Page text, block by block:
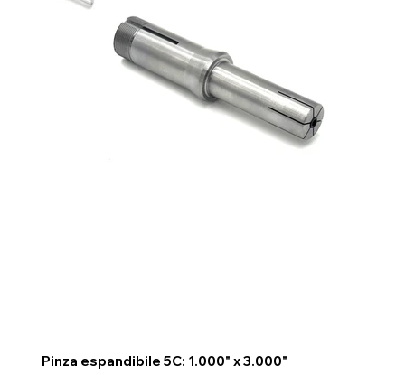
Pinza espandibile 5C: 1.000" x 3.000"